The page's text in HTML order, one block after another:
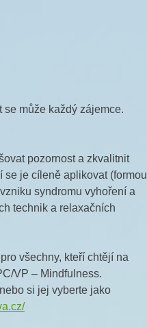
může každý zájemce.
pozornost a zkvalitnit
se je cíleně aplikovat (formou
syndromu vyhoření a
technik a relaxačních
všechny, kteří chtějí na
VP – Mindfulness.
si jej vyberte jako